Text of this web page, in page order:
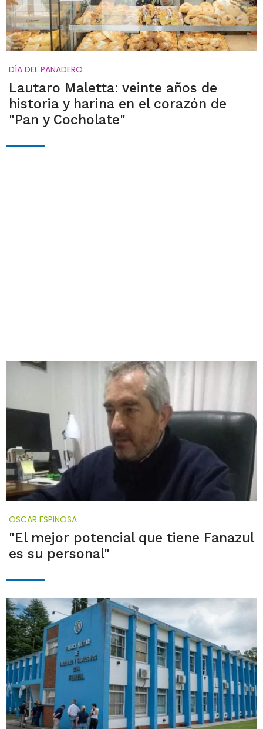
DÍA DEL PANADERO
Lautaro Maletta: veinte años de
historia y harina en el corazón de
"Pan y Cocholate"
OSCAR ESPINOSA
"El mejor potencial que tiene Fanazul
es su personal"